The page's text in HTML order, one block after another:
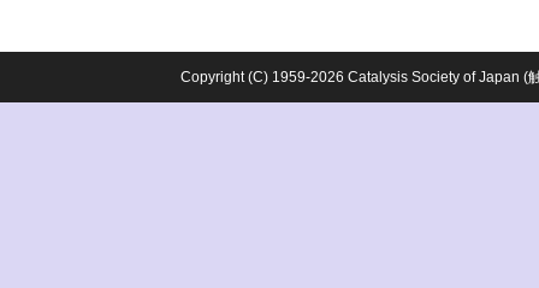
Copyright (C) 1959-2026 Catalysis Society of Japan (